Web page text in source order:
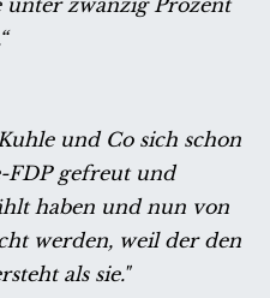
und Co sich schon
FDP gefreut und
haben und nun von
werden, weil der den
als sie."